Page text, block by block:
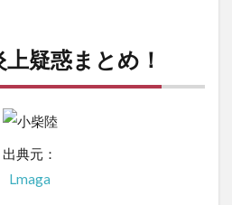
疑惑まとめ！
出典元：
Lmaga